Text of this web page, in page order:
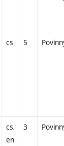
cs 5
cs,
en
3